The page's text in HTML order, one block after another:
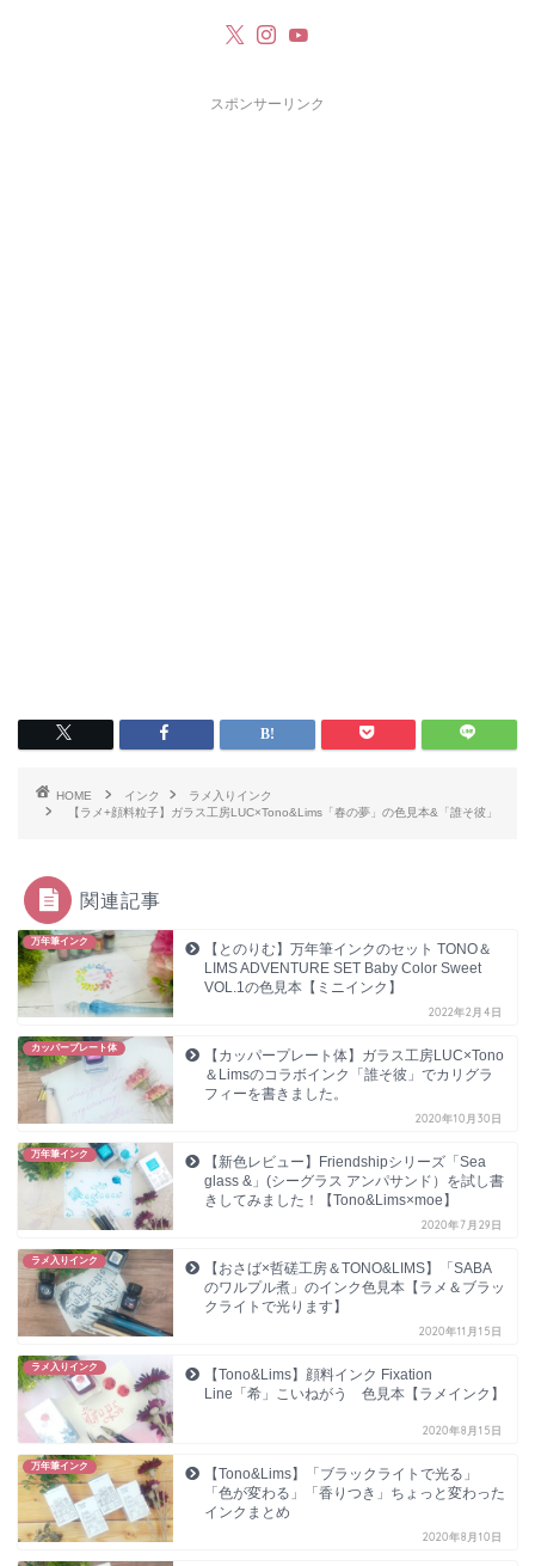
スポンサーリンク
HOME インク
ラメ入りインク
【ラメ+顔料粒子】ガラス工房LUC×Tono&Lims「春の夢」の色見本&「誰そ彼」
関連記事
万年筆インク
【とのりむ】万年筆インクのセット TONO＆
LIMS ADVENTURE SET Baby Color Sweet
VOL.1の色見本【ミニインク】
2022年2月4日
カッパープレート体
【カッパープレート体】ガラス工房LUC×Tono
＆Limsのコラボインク「誰そ彼」でカリグラ
フィーを書きました。
2020年10月30日
万年筆インク
【新色レビュー】Friendshipシリーズ「Sea
glass &」(シーグラス アンパサンド）を試し書
きしてみました！【Tono&Lims×moe】
2020年7月29日
ラメ入りインク
【おさば×哲磋工房＆TONO&LIMS】「SABA
のワルプル煮」のインク色見本【ラメ＆ブラッ
クライトで光ります】
2020年11月15日
ラメ入りインク
【Tono&Lims】顔料インク Fixation
Line「希」こいねがう 色見本【ラメインク】
2020年8月15日
万年筆インク
【Tono&Lims】「ブラックライトで光る」
「色が変わる」「香りつき」ちょっと変わった
インクまとめ
2020年8月10日